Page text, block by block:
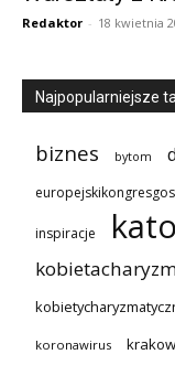
Redaktor - 18 kwietnia
Najpopularniejsze
biznes bytom
inspiracje
koronawirus krakow